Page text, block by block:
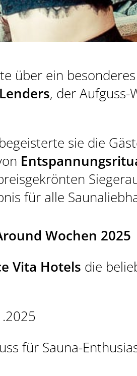
GUTSCHEINE
über ein
, der Aufguss-
sie die
für alle
Wochen 2025
Vita Hotels die
für Sauna-